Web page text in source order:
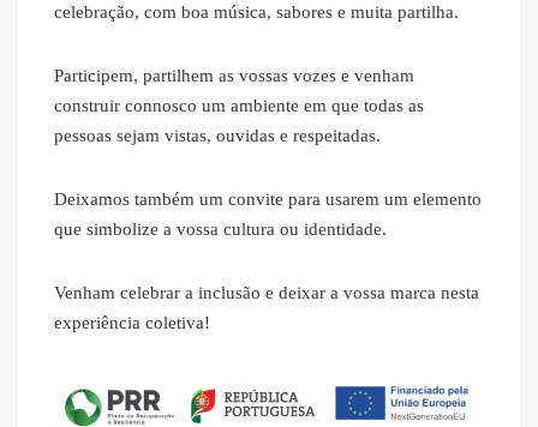
celebração, com boa música, sabores e muita partilha.
Participem, partilhem as vossas vozes e venham
construir connosco um ambiente em que todas as
pessoas sejam vistas, ouvidas e respeitadas.
Deixamos também um convite para usarem um elemento
que simbolize a vossa cultura ou identidade.
Venham celebrar a inclusão e deixar a vossa marca nesta
experiência coletiva!